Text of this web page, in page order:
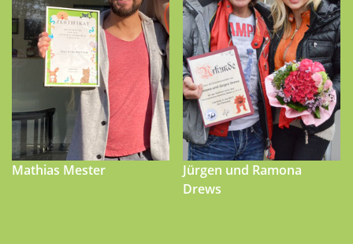
Mathias Mester
Jürgen und Ramona
Drews